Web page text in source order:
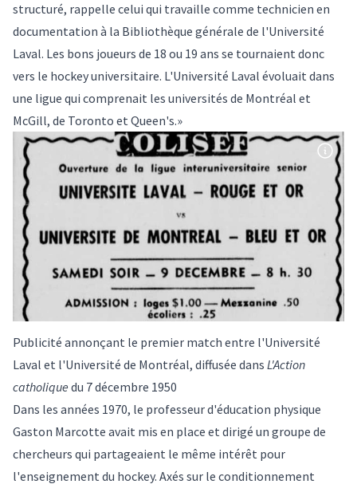
structuré, rappelle celui qui travaille comme technicien en
documentation à la Bibliothèque générale de l'Université
Laval. Les bons joueurs de 18 ou 19 ans se tournaient donc
vers le hockey universitaire. L'Université Laval évoluait dans
une ligue qui comprenait les universités de Montréal et
McGill, de Toronto et Queen's.»
Publicité annonçant le premier match entre l'Université
Laval et l'Université de Montréal, diffusée dans L'Action
catholique du 7 décembre 1950
Dans les années 1970, le professeur d'éducation physique
Gaston Marcotte avait mis en place et dirigé un groupe de
chercheurs qui partageaient le même intérêt pour
l'enseignement du hockey. Axés sur le conditionnement